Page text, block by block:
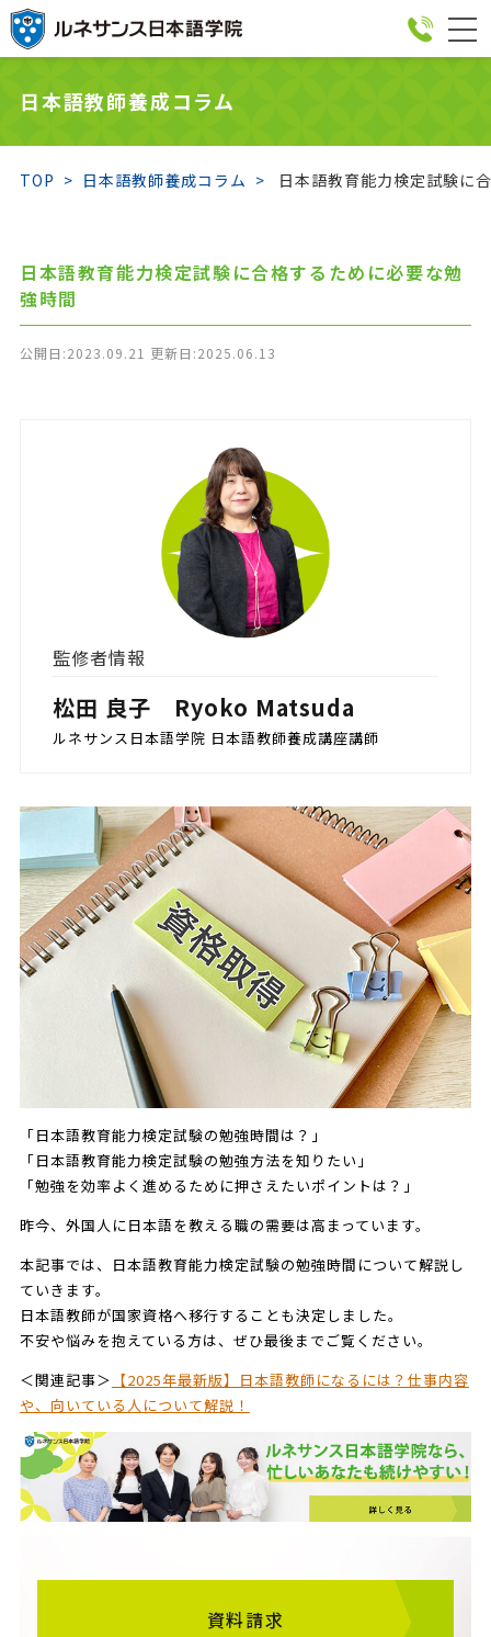
日本語教師養成コラム
TOP 日本語教師養成コラム 日本語教育能力検定試験に
日本語教育能力検定試験に合格するために必要な勉
強時間
公開日:2023.09.21 更新日:2025.06.13
監修者情報
松田 良子 Ryoko Matsuda
ルネサンス日本語学院 日本語教師養成講座講師
「日本語教育能力検定試験の勉強時間は？」
「日本語教育能力検定試験の勉強方法を知りたい」
「勉強を効率よく進めるために押さえたいポイントは？」
昨今、外国人に日本語を教える職の需要は高まっています。
本記事では、日本語教育能力検定試験の勉強時間について解説し
ていきます。
日本語教師が国家資格へ移行することも決定しました。
不安や悩みを抱えている方は、ぜひ最後までご覧ください。
＜関連記事＞ 【2025年最新版】日本語教師になるには？仕事内容
や、向いている人について解説！
資料請求